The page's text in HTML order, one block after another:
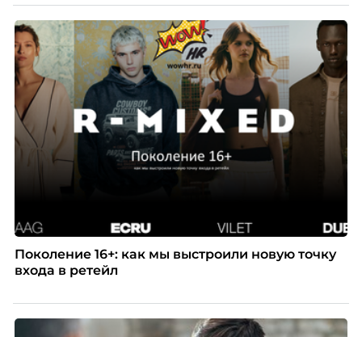
Поколение 16+: как мы выстроили новую точку
входа в ретейл